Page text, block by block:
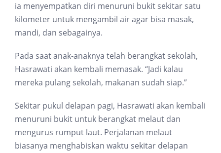
ia menyempatkan diri menuruni bukit sekitar satu
kilometer untuk mengambil air agar bisa masak,
mandi, dan sebagainya.
Pada saat anak-anaknya telah berangkat sekolah,
Hasrawati akan kembali memasak. “Jadi kalau
mereka pulang sekolah, makanan sudah siap.”
Sekitar pukul delapan pagi, Hasrawati akan kembali
menuruni bukit untuk berangkat melaut dan
mengurus rumput laut. Perjalanan melaut
biasanya menghabiskan waktu sekitar delapan